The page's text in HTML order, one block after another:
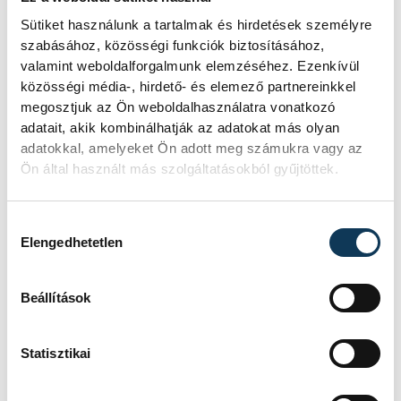
Sütiket használunk a tartalmak és hirdetések személyre
szabásához, közösségi funkciók biztosításához,
valamint weboldalforgalmunk elemzéséhez. Ezenkívül
közösségi média-, hirdető- és elemező partnereinkkel
megosztjuk az Ön weboldalhasználatra vonatkozó
adatait, akik kombinálhatják az adatokat más olyan
adatokkal, amelyeket Ön adott meg számukra vagy az
Ön által használt más szolgáltatásokból gyűjtöttek.
Elengedhetetlen
Beállítások
Statisztikai
TOVÁBBI CIKKEK
KÖZÉLET
A Tisza-frakció
kezdeményezte, hogy
jövő kedden legyen az
A Tisza-frakció kezdeményezte, hogy
a parlament jövő kedden válassza